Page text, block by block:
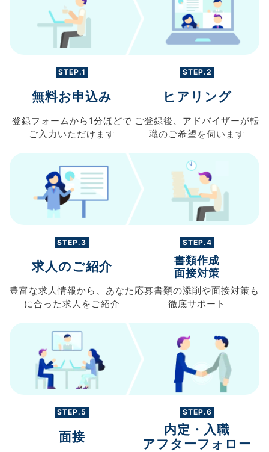
STEP.1
無料お申込み
登録フォームから 1分ほどで
ご入力 いただけます
STEP.2
ヒアリング
ご登録後、 アドバイザーが転
職のご希望を伺います
STEP.3
求人のご紹介
豊富な求人情報から、 あなた
に合った求人を ご紹介
STEP.4
書類作成
面接対策
応募書類の添削や面接対策も
徹底サポート
STEP.5
面接
STEP.6
内定・入職
アフターフォロー